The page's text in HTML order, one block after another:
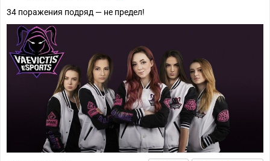
34 поражения подряд — не предел!